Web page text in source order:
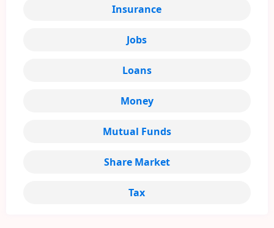
Insurance
Jobs
Loans
Money
Mutual Funds
Share Market
Tax